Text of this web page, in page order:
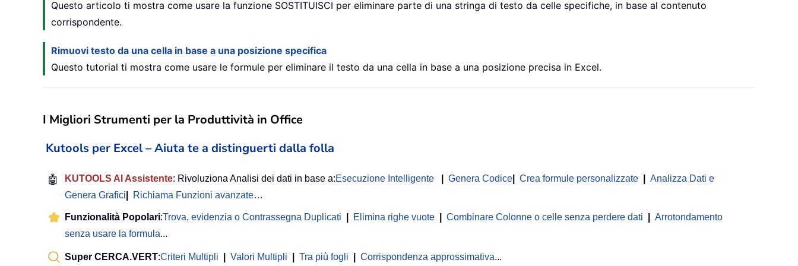
Questo articolo ti mostra come usare la funzione SOSTITUISCI per eliminare parte di una stringa di testo da celle specifiche, in base al contenuto
corrispondente.
Rimuovi testo da una cella in base a una posizione specifica
Questo tutorial ti mostra come usare le formule per eliminare il testo da una cella in base a una posizione precisa in Excel.
I Migliori Strumenti per la Produttività in Office
Kutools per Excel – Aiuta te a distinguerti dalla folla
🤖 KUTOOLS AI Assistente: Rivoluziona Analisi dei dati in base a:Esecuzione Intelligente Genera Codice Crea formule personalizzate
Analizza Dati e
Genera Grafici
Richiama Funzioni avanzate…
Funzionalità Popolari:Trova, evidenzia o Contrassegna Duplicati Elimina righe vuote Combinare Colonne o celle senza perdere dati
Arrotondamento
senza usare la formula...
Super CERCA.VERT:Criteri Multipli Valori Multipli Tra più fogli Corrispondenza approssimativa...